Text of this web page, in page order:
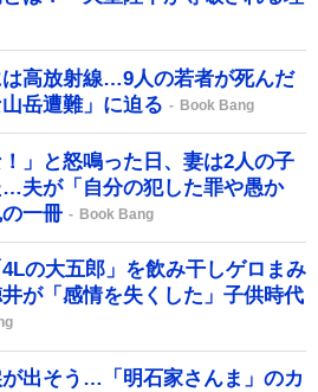
高放射線…9人の若者が死んだ
山岳遭難」に迫る
Book Bang
！」と怒鳴った日、妻は2人の子
夫が「自分の犯した罪や愚か
一冊
Book Bang
の大五郎」を飲み干しゲロまみ
が「感情を失くした」子供時代
出そう…「明石家さんま」のカ